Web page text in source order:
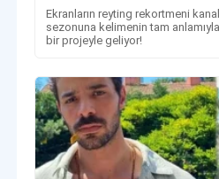
Ekranların reyting rekortmeni
sezonuna kelimenin tam
bir projeyle geliyor!